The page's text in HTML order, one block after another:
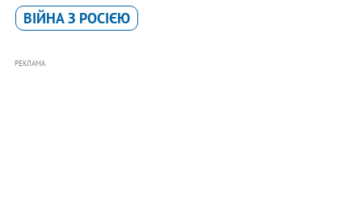
ВІЙНА З РОСІЄЮ
РЕКЛАМА